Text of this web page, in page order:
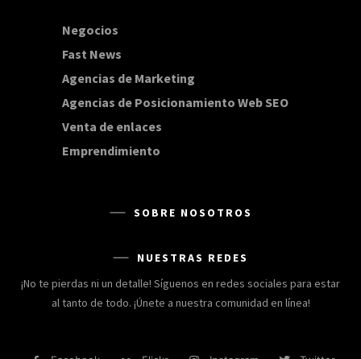
Negocios
Fast News
Agencias de Marketing
Agencias de Posicionamiento Web SEO20
Venta de enlaces
Emprendimiento
SOBRE NOSOTROS
NUESTRAS REDES
¡No te pierdas ni un detalle! Síguenos en redes sociales para estar
al tanto de todo. ¡Únete a nuestra comunidad en línea!